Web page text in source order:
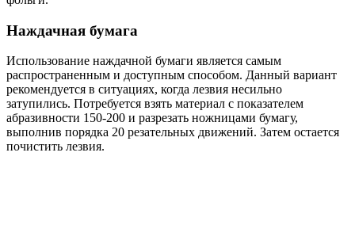
Наждачная бумага
Использование наждачной бумаги является самым
распространенным и доступным способом. Данный вариант
рекомендуется в ситуациях, когда лезвия несильно
затупились. Потребуется взять материал с показателем
абразивности 150-200 и разрезать ножницами бумагу,
выполнив порядка 20 резательных движений. Затем остается
почистить лезвия.